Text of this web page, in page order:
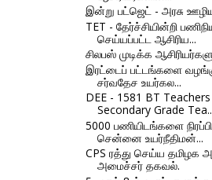
இன்று பட்ஜெட் - அரசு
TET - தேர்ச்சியின்றி
செய்யப்பட்ட ஆசிரிய...
சிலபஸ் முடிக்க
இரட்டைப் பட்டங்களை
சர்வதேச உயர்கல...
DEE - 1581 BT
Secondary Grade
5000 பணியிடங்களை
சென்னை உயர்நீதிமன்...
CPS ரத்து செய்ய தமிழக
அமைச்சர் தகவல்.